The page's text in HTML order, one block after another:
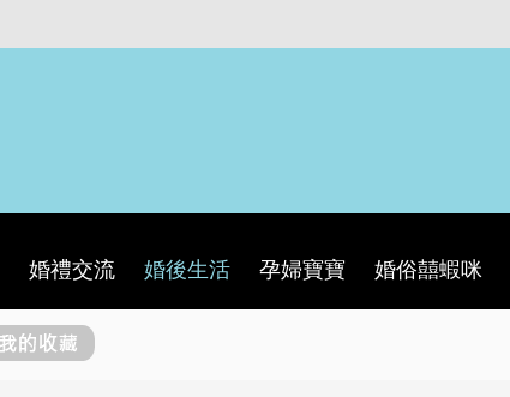
婚禮交流 婚後生活 孕婦寶寶 婚俗囍蝦咪